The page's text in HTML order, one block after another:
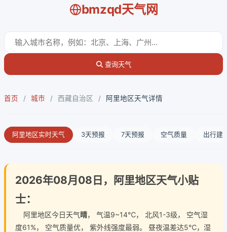
bmzqd天气网
查询天气
首页 / 城市 / 西藏自治区 / 阿里地区天气详情
阿里地区实时天气 3天预报 7天预报 空气质量 出行建
2026年08月08日，阿里地区天气小贴
士：
阿里地区今日天气晴， 气温9~14℃， 北风1-3级， 空气湿
度61%， 空气质量优， 紫外线强度最弱。 昼夜温差达5℃，湿